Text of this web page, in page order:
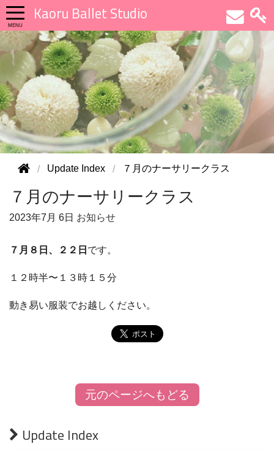
Kaoru Ballet Studio
Update Index ７月のナーサリークラス
７月のナーサリークラス
2023年7月 6日 お知らせ
７月８日、２２日 です。
１２時半〜１３時１５分
動き易い服装でお越しください。
元のページへもどる
Update Index